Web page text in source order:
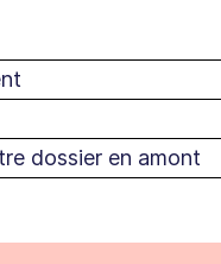
dossier en amont